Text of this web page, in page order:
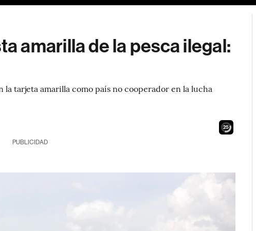
amarilla de la pesca ilegal:
la tarjeta amarilla como país no cooperador en la lucha
24
PUBLICIDAD